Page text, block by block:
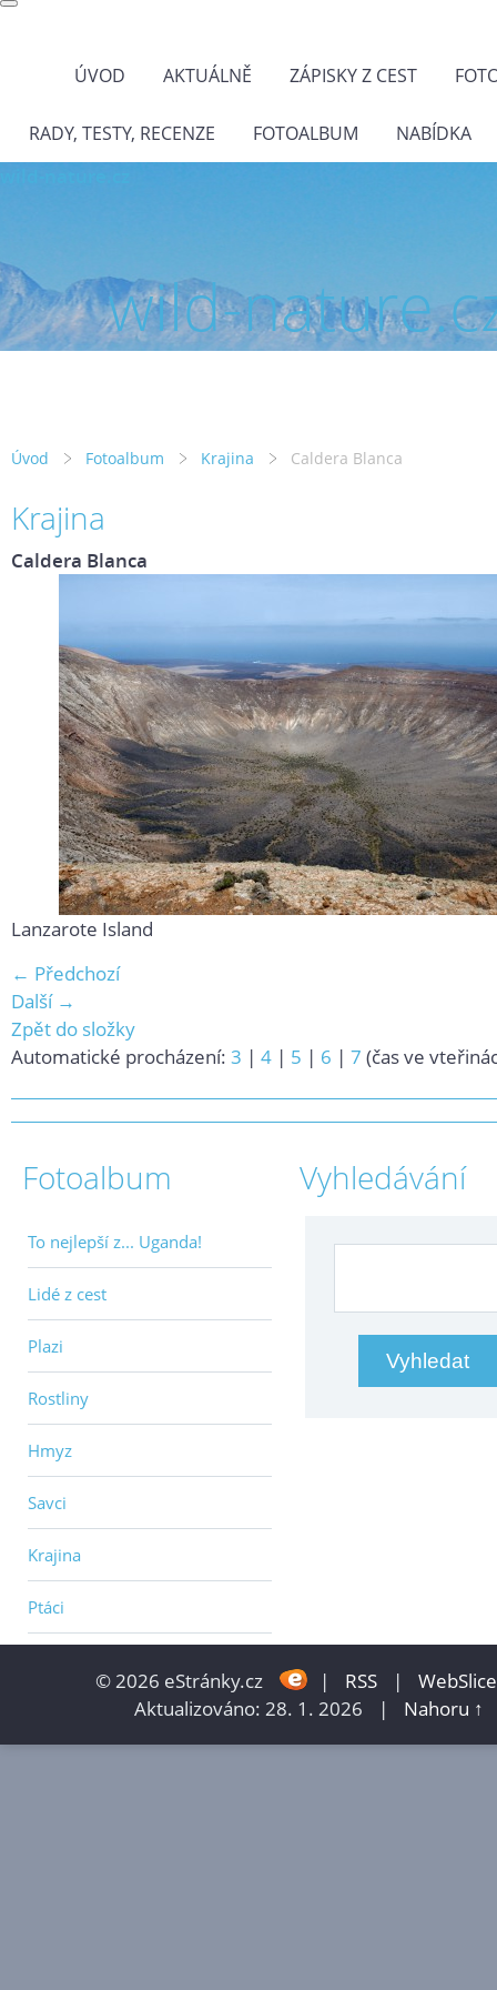
ÚVOD AKTUÁLNĚ ZÁPISKY Z CEST
RADY, TESTY, RECENZE FOTOALBUM NABÍDKA
wild-
Úvod Fotoalbum Krajina Caldera Blanca
Krajina
Caldera Blanca
Lanzarote Island
← Předchozí
Další →
Zpět do složky
Automatické procházení: 3 | 4 | 5 | 6 | 7 (čas ve
Fotoalbum
To nejlepší z... Uganda!
Lidé z cest
Plazi
Rostliny
Hmyz
Savci
Krajina
Ptáci
Vyhledávání
© 2026 eStránky.cz | RSS |
WebSlice
Aktualizováno: 28. 1. 2026
| Nahoru ↑